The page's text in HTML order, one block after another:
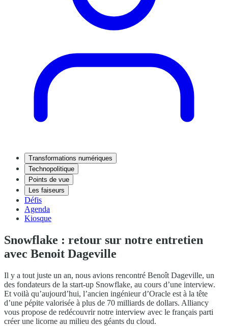
Transformations numériques
Technopolitique
Points de vue
Les faiseurs
Défis
Agenda
Kiosque
Snowflake : retour sur notre entretien
avec Benoit Dageville
Il y a tout juste un an, nous avions rencontré Benoît Dageville, un
des fondateurs de la start-up Snowflake, au cours d’une interview.
Et voilà qu’aujourd’hui, l’ancien ingénieur d’Oracle est à la tête
d’une pépite valorisée à plus de 70 milliards de dollars. Alliancy
vous propose de redécouvrir notre interview avec le français parti
créer une licorne au milieu des géants du cloud.